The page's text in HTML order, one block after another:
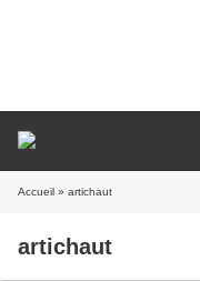
Accueil » artichaut
artichaut